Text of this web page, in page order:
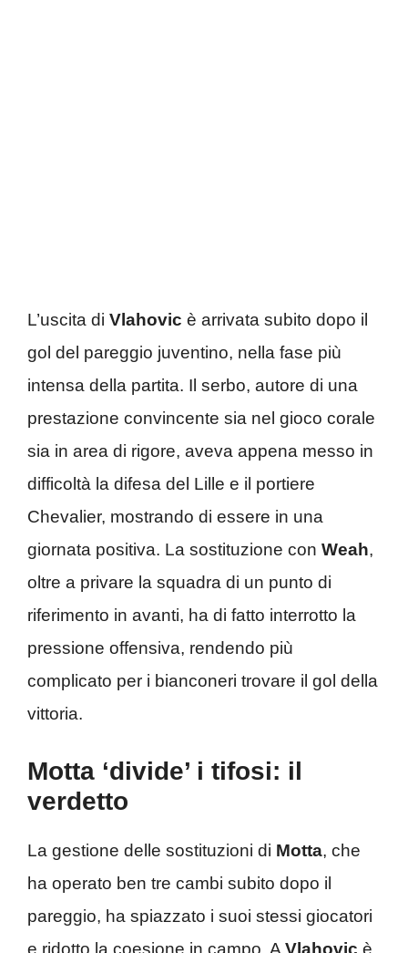
L’uscita di Vlahovic è arrivata subito dopo il
gol del pareggio juventino, nella fase più
intensa della partita. Il serbo, autore di una
prestazione convincente sia nel gioco corale
sia in area di rigore, aveva appena messo in
difficoltà la difesa del Lille e il portiere
Chevalier, mostrando di essere in una
giornata positiva. La sostituzione con Weah,
oltre a privare la squadra di un punto di
riferimento in avanti, ha di fatto interrotto la
pressione offensiva, rendendo più
complicato per i bianconeri trovare il gol della
vittoria.
Motta ‘divide’ i tifosi: il
verdetto
La gestione delle sostituzioni di Motta, che
ha operato ben tre cambi subito dopo il
pareggio, ha spiazzato i suoi stessi giocatori
e ridotto la coesione in campo. A Vlahovic è